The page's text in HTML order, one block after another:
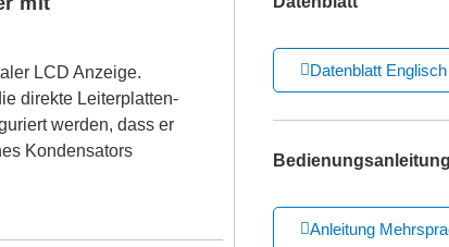
LCD Anzeige.
direkte Leiterplatten-
werden, dass er
Kondensators
Datenblatt Englisch
Bedienungsanleitung
Anleitung